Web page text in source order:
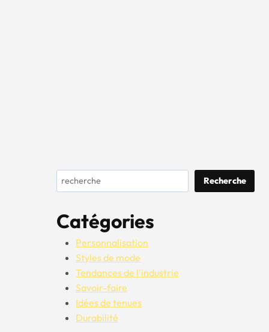
Rechercher Recherche
Catégories
Personnalisation
Styles de mode
Tendances de l'industrie
Savoir-faire
Idées de tenues
Durabilité